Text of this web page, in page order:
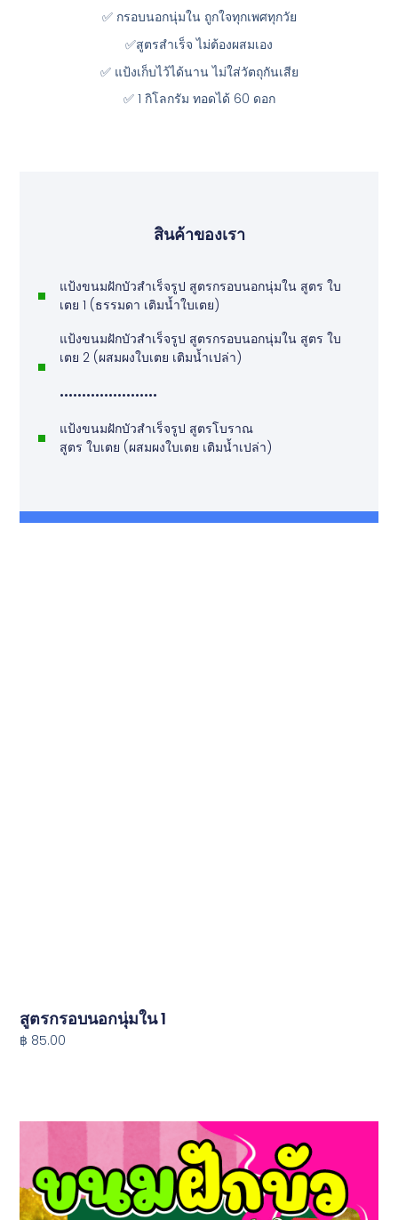
✅ กรอบนอกนุ่มใน ถูกใจทุกเพศทุกวัย
✅สูตรสำเร็จ ไม่ต้องผสมเอง
✅ แป้งเก็บไว้ได้นาน ไม่ใส่วัตถุกันเสีย
✅ 1 กิโลกรัม ทอดได้ 60 ดอก
สินค้าของเรา
แป้งขนมฝักบัวสำเร็จรูป สูตรกรอบนอกนุ่มใน สูตร ใบ
เตย 1 (ธรรมดา เติมน้ำใบเตย)
แป้งขนมฝักบัวสำเร็จรูป สูตรกรอบนอกนุ่มใน สูตร ใบ
เตย 2 (ผสมผงใบเตย เติมน้ำเปล่า)
••••••••••••••••••••••
แป้งขนมฝักบัวสำเร็จรูป สูตรโบราณ
สูตร ใบเตย (ผสมผงใบเตย เติมน้ำเปล่า)
สูตรกรอบนอกนุ่มใน 1
฿ 85.00